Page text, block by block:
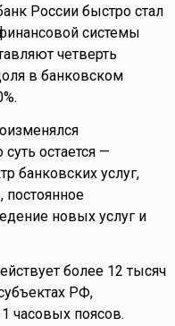
России быстро стал
системы
четверть
в банковском
остается —
банковских услуг,
постоянное
новых услуг и
более 12 тысяч
РФ,
часовых поясов.